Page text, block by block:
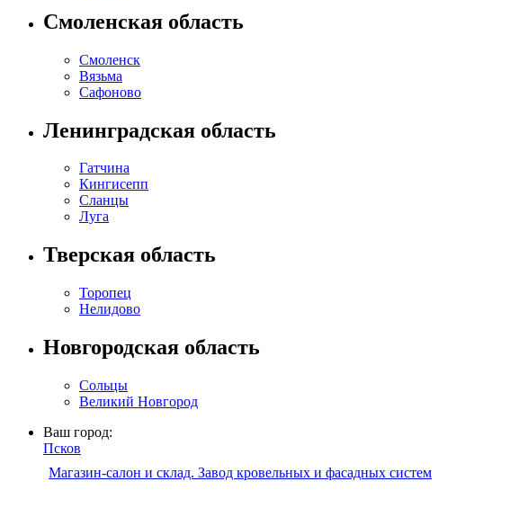
Смоленская область
Смоленск
Вязьма
Сафоново
Ленинградская область
Гатчина
Кингисепп
Сланцы
Луга
Тверская область
Торопец
Нелидово
Новгородская область
Сольцы
Великий Новгород
Ваш город:
Псков
Магазин-салон и склад. Завод кровельных и фасадных систем